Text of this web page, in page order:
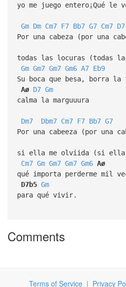
yo me juego entero¡Qué le
Gm Dm Cm7 F7 Bb7 G7 Cm7 D7
Por una cabeza (por una
todas las locuras (todas
Gm Gm7 Gm7 Gm6 A7 Eb9
Su boca que besa, borra
Aø D7 Gm
calma la marguuura
Dm7 Dbm7 Cm7 F7 Bb7 G7
Por una cabeeza (por una
si ella me olviida (si ella
Cm7 Gm Gm7 Gm7 Gm6 Aø
qué importa perderme mil
D7b5 Gm
para qué vivir.
Comments
Terms of Service| Privacy